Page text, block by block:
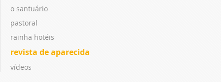
o santuário
pastoral
rainha hotéis
revista de aparecida
vídeos